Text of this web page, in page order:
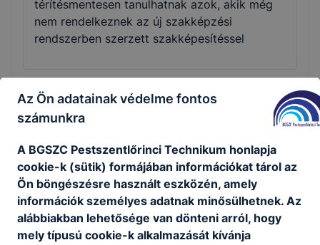
térítésmentesen tanulhatnak azok, akik még
nem rendelkeznek az új szakképzési
rendszerben szerzett szakképesítéssel
államilag elismert szakképesítést szerezni?
Az iskolák a felnőttek számára mind a
szakmai oktatást, mind a szakmai képzést
rugalmasan, akár munka mellett, rövid idő
alatt szervezik meg, gyakran az esti órákban,
akár hétvégén is. Az egyes intézmények
Az Ön adatainak védelme fontos
számunkra
A BGSZC Pestszentlőrinci Technikum honlapja
cookie-k (sütik) formájában információkat tárol az
Ön böngészésre használt eszközén, amely
információk személyes adatnak minősülhetnek. Az
alábbiakban lehetősége van dönteni arról, hogy
mely típusú cookie-k alkalmazását kívánja